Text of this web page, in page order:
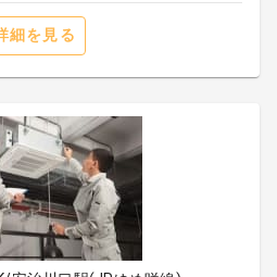
細を見る